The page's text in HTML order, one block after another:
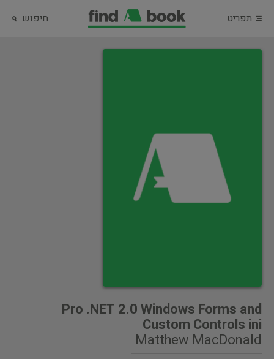
תפריט חיפוש
Pro .NET 2.0 Windows Forms and
Custom Controls ini
Matthew MacDonald